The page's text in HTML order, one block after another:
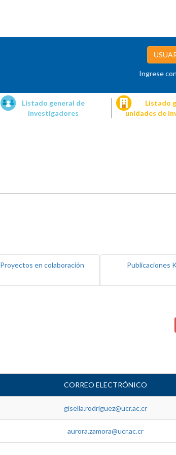
Ingrese
Listado general de
investigadores
Listado
unidades de
Proyectos en colaboración Publicaciones
CORREO ELECTRÓNICO
gisella.rodriguez@ucr.ac.cr
aurora.zamora@ucr.ac.cr